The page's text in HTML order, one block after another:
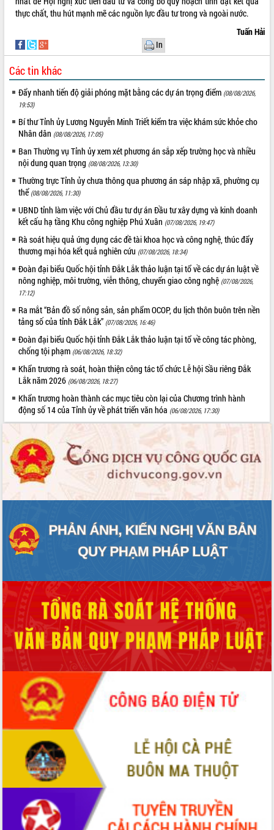
Hội thảo khoa học “Giải pháp thúc đẩy
Tăng cường giám sát, đôn đốc thực
hiện nhiệm vụ quản lý tài sản công
hàng tuần
Tháo gỡ những vướng mắc, đẩy mạnh
công tác cải cách thủ tục hành chính
tại Trung tâm Phục vụ hành chính
công tỉnh
thi Sáng tạo Kỹ thuật 2024 - 2025
Đắk Lắk rà soát, điều chỉnh Đề án 190
về phát triển nuôi trồng thủy sản
Phó Chủ tịch UBND tỉnh Đắk Lắk
Trương Công Thái kiểm tra thực địa
Dự án cao tốc Khánh Hòa - Buôn Ma
Thuột
Định vị cà phê Việt Nam như một “di
sản sống” trong dòng chảy toàn cầu
Xây dựng nông thôn mới: Nâng cao đời
sống người dân từ những mô hình thiết
Quyết liệt tháo gỡ vướng mắc, đẩy
nhanh tiến độ các dự án trọng điểm
trong Khu kinh tế Nam Phú Yên
Hòn Yến phát triển du lịch gắn với bảo
tồn biển
Lấy ý kiến điều chỉnh Quy hoạch tỉnh
Đắk Lắk thời kỳ 2021-2030, tầm nhìn
đến năm 2050
Phát động chiến dịch 30 ngày đêm
giải phóng mặt bằng Tuyến đường bộ
ven biển
Đắk Lắk nỗ lực thúc đẩy tăng trưởng
kinh tế từ 10% trở lên trong Quý
II/2026
với Tập đoàn Bưu chính Viễn thông
Việt Nam
Thứ trưởng Bộ Y tế làm việc với tỉnh
cho trạm y tế cấp xã
Du lịch Đắk Lắk nâng tầm trải nghiệm
du khách thông qua Hệ thống cơ sở dữ
liệu và Bản đồ số
Tập huấn ứng dụng trí tuệ nhân tạo (AI)
trong thương mại điện tử năm 2026
Đoàn đại biểu Quốc hội tỉnh Đắk Lắk
trao đổi thông tin trước Kỳ họp thứ
nhất, Quốc hội khóa XVI
Quyết liệt cải cách hành chính, khơi
thông nguồn lực phát triển
Nâng cao hiệu lực, hiệu quả HĐND
tỉnh thông qua hiện đại hóa hành chính
Xã Ea Phê gắn cải cách hành chính với
chuyển đổi số
Phó Chủ tịch Thường trực UBND tỉnh
Hồ Thị Nguyên Thảo làm việc tại Trung
tâm Phục vụ hành chính công xã Ea
Phê
thực chất, thu hút mạnh mẽ các nguồn lực đầu tư trong và ngoài nước.
Tuấn Hải
In
Các tin khác
Đẩy nhanh tiến độ giải phóng mặt bằng các dự án trọng điểm (08/08/2026,
19:53)
Bí thư Tỉnh ủy Lương Nguyễn Minh Triết kiểm tra việc khám sức khỏe cho
Nhân dân (08/08/2026, 17:05)
Ban Thường vụ Tỉnh ủy xem xét phương án sắp xếp trường học và nhiều
nội dung quan trọng (08/08/2026, 13:30)
Thường trực Tỉnh ủy chưa thông qua phương án sáp nhập xã, phường cụ
thể (08/08/2026, 11:30)
UBND tỉnh làm việc với Chủ đầu tư dự án Đầu tư xây dựng và kinh doanh
kết cấu hạ tầng Khu công nghiệp Phú Xuân (07/08/2026, 19:47)
Rà soát hiệu quả ứng dụng các đề tài khoa học và công nghệ, thúc đẩy
thương mại hóa kết quả nghiên cứu (07/08/2026, 18:34)
Đoàn đại biểu Quốc hội tỉnh Đắk Lắk thảo luận tại tổ về các dự án luật về
nông nghiệp, môi trường, viễn thông, chuyển giao công nghệ (07/08/2026,
17:12)
Ra mắt “Bản đồ số nông sản, sản phẩm OCOP, du lịch thôn buôn trên nền
tảng số của tỉnh Đắk Lắk” (07/08/2026, 16:46)
Đoàn đại biểu Quốc hội tỉnh Đắk Lắk thảo luận tại tổ về công tác phòng,
chống tội phạm (06/08/2026, 18:32)
Khẩn trương rà soát, hoàn thiện công tác tổ chức Lễ hội Sầu riêng Đắk
Lắk năm 2026 (06/08/2026, 18:27)
Khẩn trương hoàn thành các mục tiêu còn lại của Chương trình hành
động số 14 của Tỉnh ủy về phát triển văn hóa (06/08/2026, 17:30)